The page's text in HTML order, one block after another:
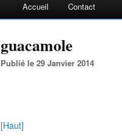
Accueil Contact
guacamole
Publié le 29 Janvier 2014
[Haut]